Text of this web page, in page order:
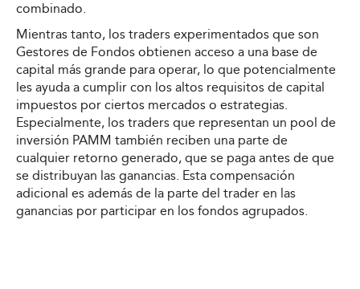
combinado.
Mientras tanto, los traders experimentados que son
Gestores de Fondos obtienen acceso a una base de
capital más grande para operar, lo que potencialmente
les ayuda a cumplir con los altos requisitos de capital
impuestos por ciertos mercados o estrategias.
Especialmente, los traders que representan un pool de
inversión PAMM también reciben una parte de
cualquier retorno generado, que se paga antes de que
se distribuyan las ganancias. Esta compensación
adicional es además de la parte del trader en las
ganancias por participar en los fondos agrupados.